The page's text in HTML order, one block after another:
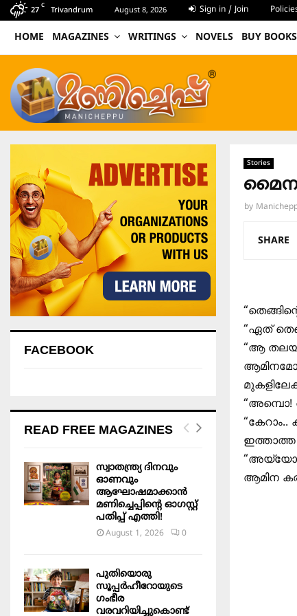
27 C Trivandrum August 8, 2026 Sign in / Join
HOME MAGAZINES WRITINGS NOVELS BUY BOOKS
Stories
മൈന
by
SHARE
“ഏത്
“ആ
“അമ്പൊ!
“അയ്യോ
ആമിന
FACEBOOK
READ FREE MAGAZINES
സ്വാതന്ത്ര്യ ദിനവും
ഓണവും
ആഘോഷമാക്കാൻ
മണിച്ചെപ്പിന്റെ ഓഗസ്റ്റ്
പതിപ്പ് എത്തി!
August 1, 2026 0
പുതിയൊരു
സൂപ്പർഹീറോയുടെ
ഗംഭീര
വരവറിയിച്ചുകൊണ്ട്